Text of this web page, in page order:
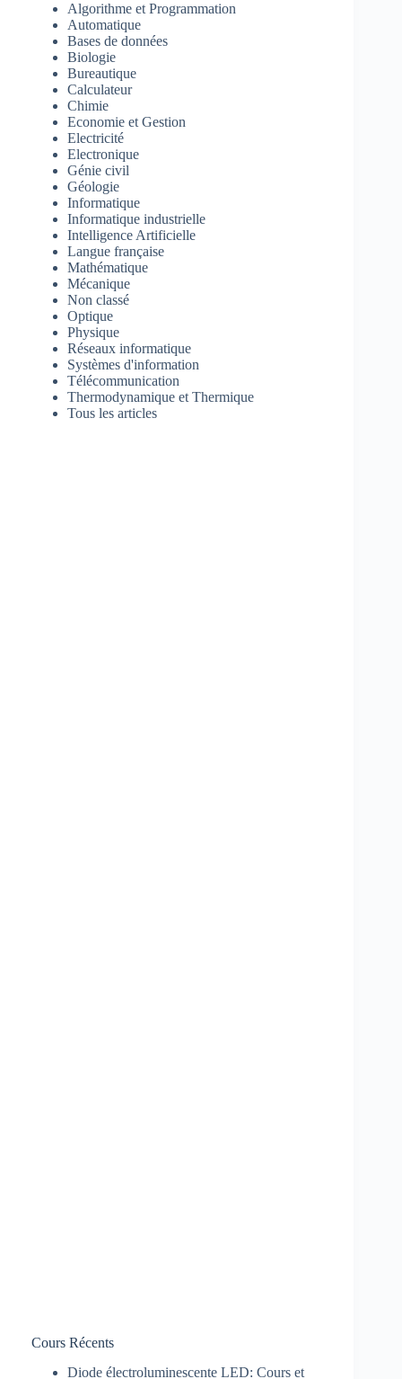
Algorithme et Programmation
Automatique
Bases de données
Biologie
Bureautique
Calculateur
Chimie
Economie et Gestion
Electricité
Electronique
Génie civil
Géologie
Informatique
Informatique industrielle
Intelligence Artificielle
Langue française
Mathématique
Mécanique
Non classé
Optique
Physique
Réseaux informatique
Systèmes d'information
Télécommunication
Thermodynamique et Thermique
Tous les articles
Cours Récents
Diode électroluminescente LED: Cours et